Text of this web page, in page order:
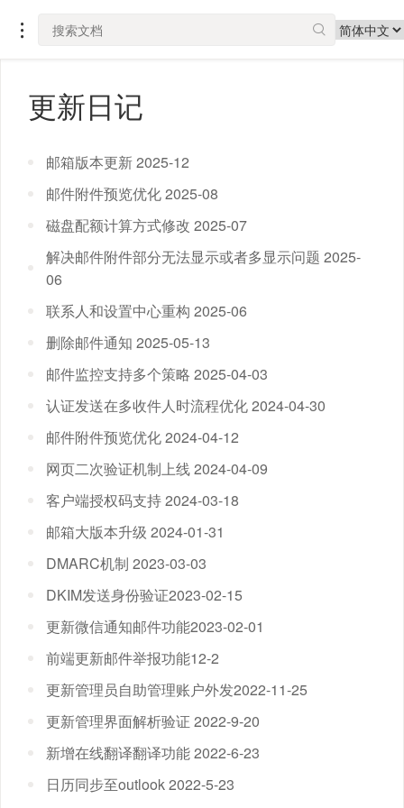

更新日记
邮箱版本更新 2025-12
邮件附件预览优化 2025-08
磁盘配额计算方式修改 2025-07
解决邮件附件部分无法显示或者多显示问题 2025-
06
联系人和设置中心重构 2025-06
删除邮件通知 2025-05-13
邮件监控支持多个策略 2025-04-03
认证发送在多收件人时流程优化 2024-04-30
邮件附件预览优化 2024-04-12
网页二次验证机制上线 2024-04-09
客户端授权码支持 2024-03-18
邮箱大版本升级 2024-01-31
DMARC机制 2023-03-03
DKIM发送身份验证2023-02-15
更新微信通知邮件功能2023-02-01
前端更新邮件举报功能12-2
更新管理员自助管理账户外发2022-11-25
更新管理界面解析验证 2022-9-20
新增在线翻译翻译功能 2022-6-23
日历同步至outlook 2022-5-23